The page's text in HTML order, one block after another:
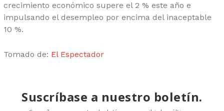
crecimiento económico supere el 2 % este año e
impulsando el desempleo por encima del inaceptable
10 %.
Tomado de: El Espectador
Suscríbase a nuestro boletín.